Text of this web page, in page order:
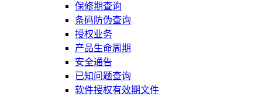
保修期查询
条码防伪查询
授权业务
产品生命周期
安全通告
已知问题查询
软件授权有效期文件